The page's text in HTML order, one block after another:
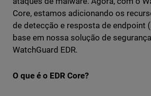
Core, estamos adicionando os
de detecção e resposta de endpoint
base em nossa solução de
WatchGuard EDR.
O que é o EDR Core?